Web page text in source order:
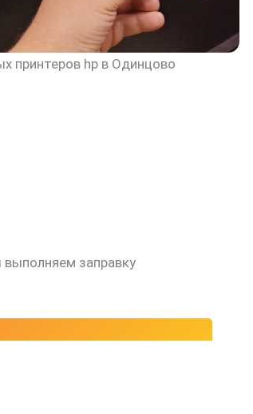
принтеров hp в Одинцово
заправку